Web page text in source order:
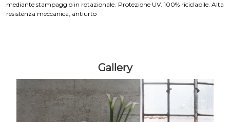
mediante stampaggio in rotazionale. Protezione UV. 100% riciclabile. Alta
resistenza meccanica, antiurto
Gallery